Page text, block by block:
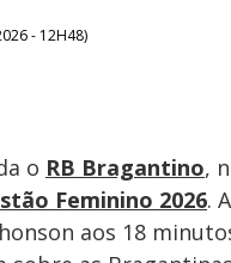
- 12H48)
o RB Bragantino,
Feminino 2026.
aos 18